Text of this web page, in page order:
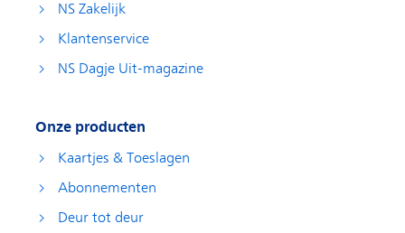
NS Zakelijk
Klantenservice
NS Dagje Uit-magazine
Onze producten
Kaartjes & Toeslagen
Abonnementen
Deur tot deur